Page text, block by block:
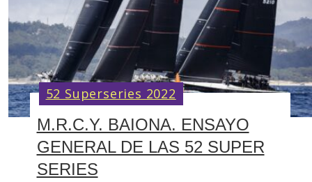
M.R.C.Y. BAIONA. ENSAYO
GENERAL DE LAS 52 SUPER
SERIES
52 Superseries 2022